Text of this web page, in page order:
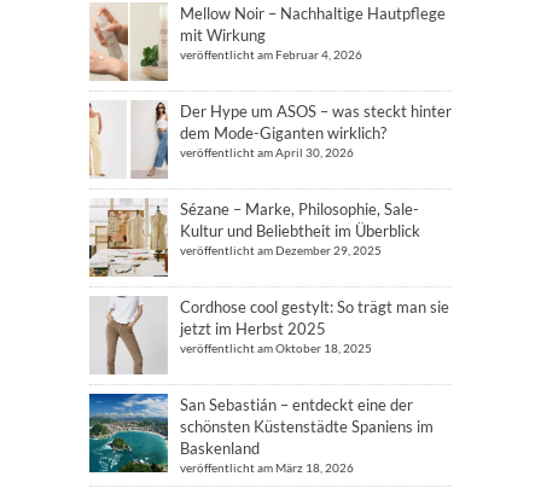
Mellow Noir – Nachhaltige Hautpflege
mit Wirkung
veröffentlicht am Februar 4, 2026
Der Hype um ASOS – was steckt hinter
dem Mode-Giganten wirklich?
veröffentlicht am April 30, 2026
Sézane – Marke, Philosophie, Sale-
Kultur und Beliebtheit im Überblick
veröffentlicht am Dezember 29, 2025
Cordhose cool gestylt: So trägt man sie
jetzt im Herbst 2025
veröffentlicht am Oktober 18, 2025
San Sebastián – entdeckt eine der
schönsten Küstenstädte Spaniens im
Baskenland
veröffentlicht am März 18, 2026